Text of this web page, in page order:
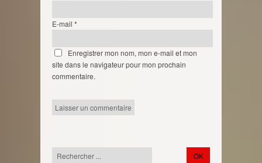
E-mail *
Enregistrer mon nom, mon e-mail et mon
site dans le navigateur pour mon prochain
commentaire.